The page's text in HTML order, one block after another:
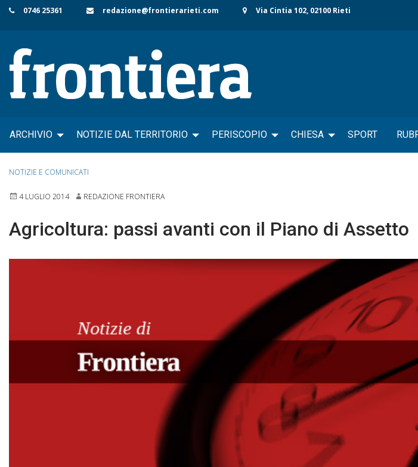
Skip
content
0746 25361 redazione@frontierarieti.com Via Cintia 102, 02100 Rieti
ARCHIVIO NOTIZIE DAL TERRITORIO PERISCOPIO CHIESA SPORT
NOTIZIE E COMUNICATI
4 LUGLIO 2014 REDAZIONE FRONTIERA
Agricoltura: passi avanti con il Piano di Assetto